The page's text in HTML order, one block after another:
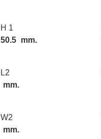
H 1
50.5 mm.
L2
mm.
W2
mm.